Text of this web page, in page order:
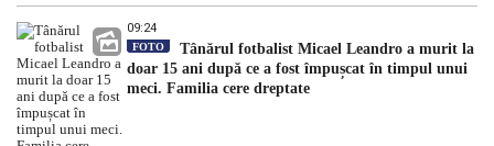
09:24
FOTO
Tânărul fotbalist Micael Leandro a murit la
doar 15 ani după ce a fost împușcat în timpul unui
meci. Familia cere dreptate